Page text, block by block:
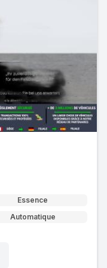
Essence
Automatique